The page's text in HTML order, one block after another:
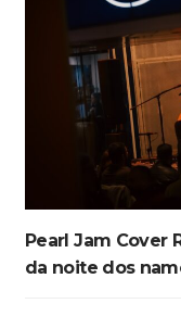
Pearl Jam Cover
da noite dos